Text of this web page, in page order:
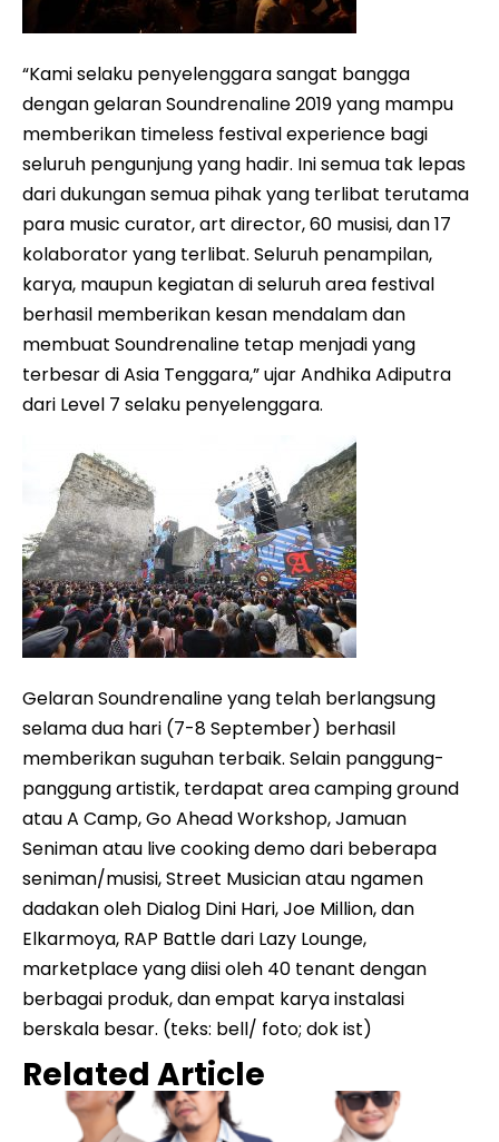
“Kami selaku penyelenggara sangat bangga
dengan gelaran Soundrenaline 2019 yang mampu
memberikan timeless festival experience bagi
seluruh pengunjung yang hadir. Ini semua tak lepas
dari dukungan semua pihak yang terlibat terutama
para music curator, art director, 60 musisi, dan 17
kolaborator yang terlibat. Seluruh penampilan,
karya, maupun kegiatan di seluruh area festival
berhasil memberikan kesan mendalam dan
membuat Soundrenaline tetap menjadi yang
terbesar di Asia Tenggara,” ujar Andhika Adiputra
dari Level 7 selaku penyelenggara.
Gelaran Soundrenaline yang telah berlangsung
selama dua hari (7-8 September) berhasil
memberikan suguhan terbaik. Selain panggung-
panggung artistik, terdapat area camping ground
atau A Camp, Go Ahead Workshop, Jamuan
Seniman atau live cooking demo dari beberapa
seniman/musisi, Street Musician atau ngamen
dadakan oleh Dialog Dini Hari, Joe Million, dan
Elkarmoya, RAP Battle dari Lazy Lounge,
marketplace yang diisi oleh 40 tenant dengan
berbagai produk, dan empat karya instalasi
berskala besar. (teks: bell/ foto; dok ist)
Related Article